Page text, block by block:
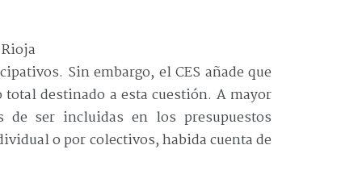
Sin embargo, el CES añade que
destinado a esta cuestión. A mayor
de ser incluidas en los presupuestos
o por colectivos, habida cuenta de